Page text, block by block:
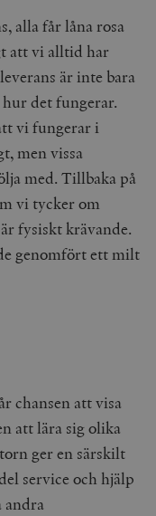
alla får låna rosa
att vi alltid har
är inte bara
det fungerar.
vi fungerar i
men vissa
med. Tillbaka på
vi tycker om
fysiskt krävande.
genomfört ett milt
chansen att visa
att lära sig olika
ger en särskilt
service och hjälp
andra